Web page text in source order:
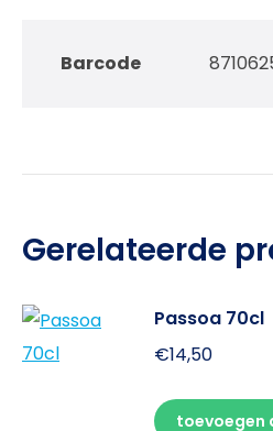
Barcode
Gerelateerde
Passoa 70cl
€14,50
toevoegen